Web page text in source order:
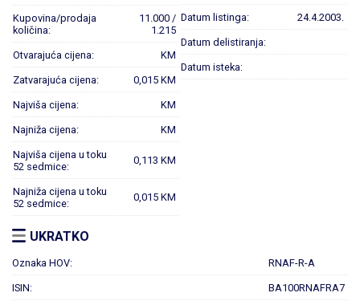
Kupovina/prodaja
količina:
11.000 /
1.215
Otvarajuća cijena: KM
Zatvarajuća cijena: 0,015 KM
Najviša cijena: KM
Najniža cijena: KM
Najviša cijena u toku
52 sedmice:
0,113 KM
Najniža cijena u toku
52 sedmice:
0,015 KM
Datum listinga: 24.4.2003.
Datum delistiranja:
Datum isteka:
UKRATKO
Oznaka HOV: RNAF-R-A
ISIN: BA100RNAFRA7